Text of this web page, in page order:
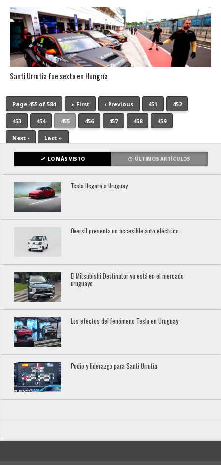
Santi Urrutia fue sexto en Hungría
Page 455 of 584 « First ‹ Previous 451 452
453 454 455 456 457 458 459
Next › Last »
LO MÁS VISTO ÚLTIMOS ARTÍCULOS
Tesla llegará a Uruguay
Oversil presenta un accesible auto eléctrico
El Mitsubishi Destinator ya está en el mercado
uruguayo
Los efectos del fenómeno Tesla en Uruguay
Podio y liderazgo para Santi Urrutia